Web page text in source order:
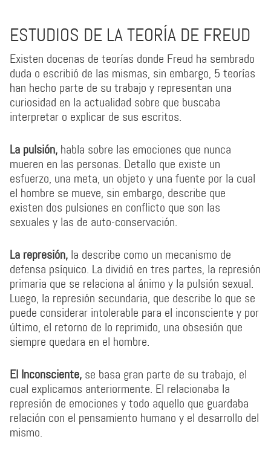
ESTUDIOS DE LA TEORÍA DE FREUD
Existen docenas de teorías donde Freud ha sembrado
duda o escribió de las mismas, sin embargo, 5 teorías
han hecho parte de su trabajo y representan una
curiosidad en la actualidad sobre que buscaba
interpretar o explicar de sus escritos.
La pulsión, habla sobre las emociones que nunca
mueren en las personas. Detallo que existe un
esfuerzo, una meta, un objeto y una fuente por la cual
el hombre se mueve, sin embargo, describe que
existen dos pulsiones en conflicto que son las
sexuales y las de auto-conservación.
La represión, la describe como un mecanismo de
defensa psíquico. La dividió en tres partes, la represión
primaria que se relaciona al ánimo y la pulsión sexual.
Luego, la represión secundaria, que describe lo que se
puede considerar intolerable para el inconsciente y por
último, el retorno de lo reprimido, una obsesión que
siempre quedara en el hombre.
El Inconsciente, se basa gran parte de su trabajo, el
cual explicamos anteriormente. El relacionaba la
represión de emociones y todo aquello que guardaba
relación con el pensamiento humano y el desarrollo del
mismo.